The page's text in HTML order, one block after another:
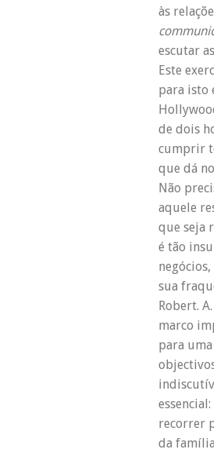
às
escutar
Este
para isto
de dois
cumprir
que dá
Não
aquele
que seja
é tão
sua
Robert.
marco
para
recorrer
da